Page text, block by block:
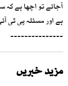
آجائے تو اچھا ہے
ہے اور مسئلہ پی ٹی
۔۔۔۔۔۔۔۔۔۔۔۔۔۔۔
مزید خبریں